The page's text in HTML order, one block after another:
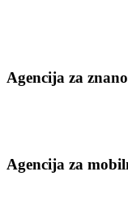
Agencija za
Agencija za